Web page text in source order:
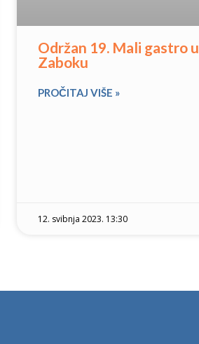
Održan 19. Mali gastro u
Zaboku
PROČITAJ VIŠE »
12. svibnja 2023. 13:30